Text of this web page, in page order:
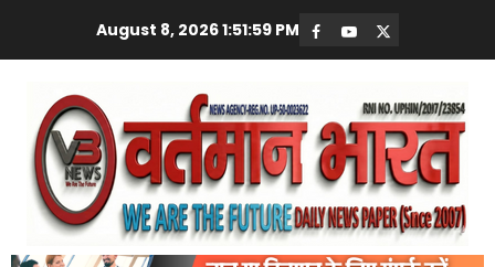
content
August 8, 20261:52:00 PM Facebook
Youtube
X